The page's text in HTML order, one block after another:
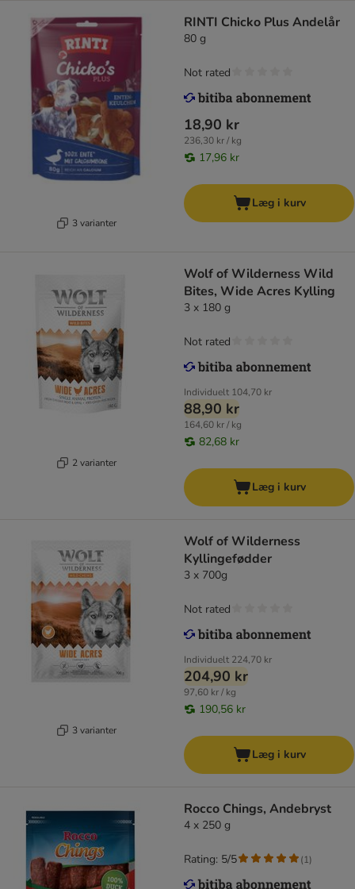
3 varianter
RINTI Chicko Plus Andelår
80 g
18,90 kr
236,30 kr / kg
17,96 kr
Not rated
Læg i kurv
2 varianter
Wolf of Wilderness Wild
Bites, Wide Acres Kylling
3 x 180 g
Individuelt 104,70 kr
88,90 kr
164,60 kr / kg
82,68 kr
Not rated
Læg i kurv
3 varianter
Wolf of Wilderness
Kyllingefødder
3 x 700g
Individuelt 224,70 kr
204,90 kr
97,60 kr / kg
190,56 kr
Not rated
Læg i kurv
Rocco Chings, Andebryst
4 x 250 g
Rating: 5/5 (1)